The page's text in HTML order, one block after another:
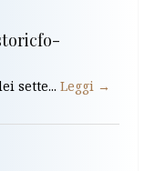
sette... Leggi →